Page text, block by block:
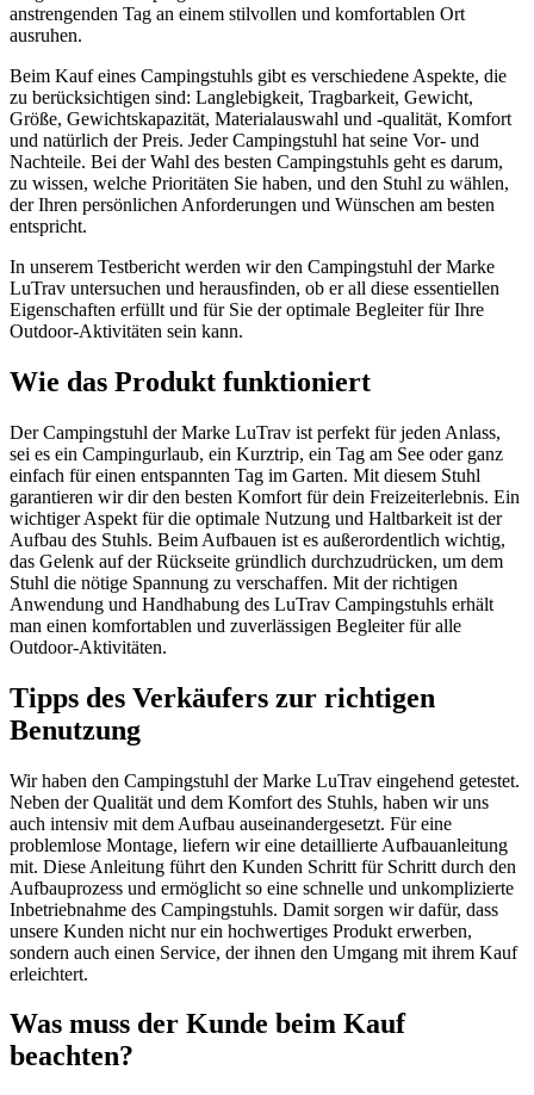
anstrengenden Tag an einem stilvollen und komfortablen Ort
ausruhen.
Beim Kauf eines Campingstuhls gibt es verschiedene Aspekte, die
zu berücksichtigen sind: Langlebigkeit, Tragbarkeit, Gewicht,
Größe, Gewichtskapazität, Materialauswahl und -qualität, Komfort
und natürlich der Preis. Jeder Campingstuhl hat seine Vor- und
Nachteile. Bei der Wahl des besten Campingstuhls geht es darum,
zu wissen, welche Prioritäten Sie haben, und den Stuhl zu wählen,
der Ihren persönlichen Anforderungen und Wünschen am besten
entspricht.
In unserem Testbericht werden wir den Campingstuhl der Marke
LuTrav untersuchen und herausfinden, ob er all diese essentiellen
Eigenschaften erfüllt und für Sie der optimale Begleiter für Ihre
Outdoor-Aktivitäten sein kann.
Wie das Produkt funktioniert
Der Campingstuhl der Marke LuTrav ist perfekt für jeden Anlass,
sei es ein Campingurlaub, ein Kurztrip, ein Tag am See oder ganz
einfach für einen entspannten Tag im Garten. Mit diesem Stuhl
garantieren wir dir den besten Komfort für dein Freizeiterlebnis. Ein
wichtiger Aspekt für die optimale Nutzung und Haltbarkeit ist der
Aufbau des Stuhls. Beim Aufbauen ist es außerordentlich wichtig,
das Gelenk auf der Rückseite gründlich durchzudrücken, um dem
Stuhl die nötige Spannung zu verschaffen. Mit der richtigen
Anwendung und Handhabung des LuTrav Campingstuhls erhält
man einen komfortablen und zuverlässigen Begleiter für alle
Outdoor-Aktivitäten.
Tipps des Verkäufers zur richtigen
Benutzung
Wir haben den Campingstuhl der Marke LuTrav eingehend getestet.
Neben der Qualität und dem Komfort des Stuhls, haben wir uns
auch intensiv mit dem Aufbau auseinandergesetzt. Für eine
problemlose Montage, liefern wir eine detaillierte Aufbauanleitung
mit. Diese Anleitung führt den Kunden Schritt für Schritt durch den
Aufbauprozess und ermöglicht so eine schnelle und unkomplizierte
Inbetriebnahme des Campingstuhls. Damit sorgen wir dafür, dass
unsere Kunden nicht nur ein hochwertiges Produkt erwerben,
sondern auch einen Service, der ihnen den Umgang mit ihrem Kauf
erleichtert.
Was muss der Kunde beim Kauf
beachten?